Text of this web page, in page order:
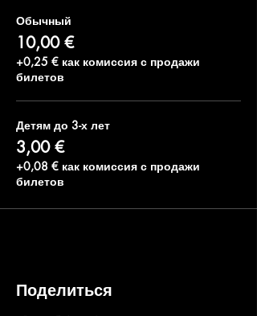
Обычный
10,00 €
+0,25 € как комиссия с продажи
билетов
Детям до 3-х лет
3,00 €
+0,08 € как комиссия с продажи
билетов
Поделиться